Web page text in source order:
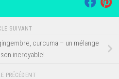
SUIVANT
curcuma – un mélange
incroyable!
PRÉCÉDENT